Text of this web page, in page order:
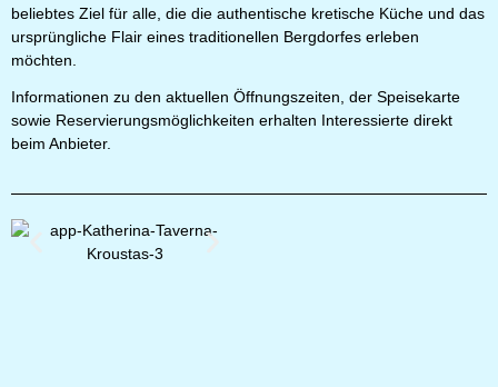
beliebtes Ziel für alle, die die authentische kretische Küche und das
ursprüngliche Flair eines traditionellen Bergdorfes erleben
möchten.
Informationen zu den aktuellen Öffnungszeiten, der Speisekarte
sowie Reservierungsmöglichkeiten erhalten Interessierte direkt
beim Anbieter.